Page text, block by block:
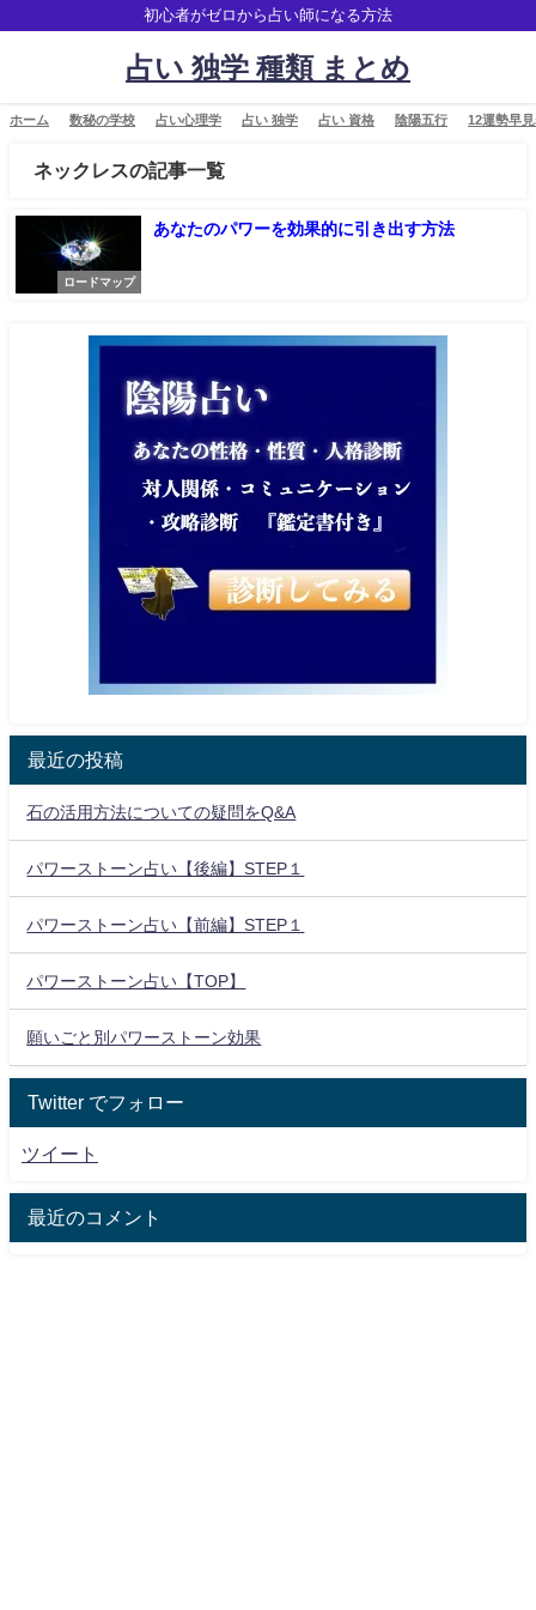
初心者がゼロから占い師になる方法
占い 独学 種類 まとめ
ホーム 数秘の学校 占い心理学 占い 独学 占い 資格 陰陽五行 12運勢早
ネックレスの記事一覧
ロードマップ
あなたのパワーを効果的に引き出す方法
最近の投稿
石の活用方法についての疑問をQ&A
パワーストーン占い【後編】STEP１
パワーストーン占い【前編】STEP１
パワーストーン占い【TOP】
願いごと別パワーストーン効果
Twitter でフォロー
ツイート
最近のコメント